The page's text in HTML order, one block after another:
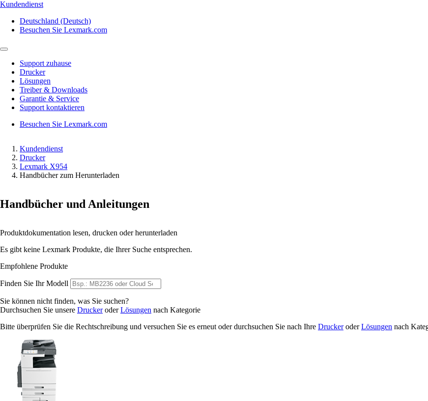
Kundendienst
Deutschland (Deutsch)
Besuchen Sie Lexmark.com
Support zuhause
Drucker
Lösungen
Treiber & Downloads
Garantie & Service
Support kontaktieren
Besuchen Sie Lexmark.com
Kundendienst
Drucker
Lexmark X954
Handbücher zum Herunterladen
Handbücher und Anleitungen
Produktdokumentation lesen, drucken oder herunterladen
Es gibt keine Lexmark Produkte, die Ihrer Suche entsprechen.
Empfohlene Produkte
Finden Sie Ihr Modell
Sie können nicht finden, was Sie suchen?
Durchsuchen Sie unsere DruckeroderLösungen nach Kategorie
Bitte überprüfen Sie die Rechtschreibung und versuchen Sie es erneut oder durchsuchen Sie nach Ihre DruckeroderLösungen nach